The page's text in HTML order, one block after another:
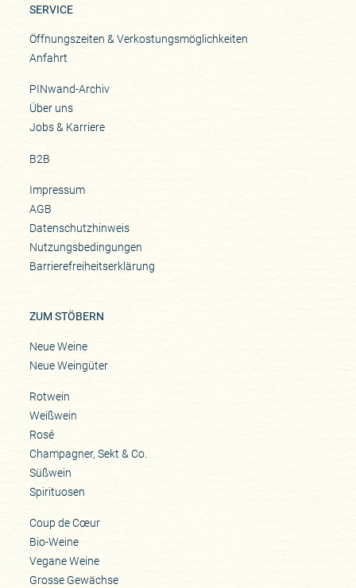
SERVICE
Öffnungszeiten & Verkostungsmöglichkeiten
Anfahrt
PINwand-Archiv
Über uns
Jobs & Karriere
B2B
Impressum
AGB
Datenschutzhinweis
Nutzungsbedingungen
Barrierefreiheitserklärung
ZUM STÖBERN
Neue Weine
Neue Weingüter
Rotwein
Weißwein
Rosé
Champagner, Sekt & Co.
Süßwein
Spirituosen
Coup de Cœur
Bio-Weine
Vegane Weine
Grosse Gewächse